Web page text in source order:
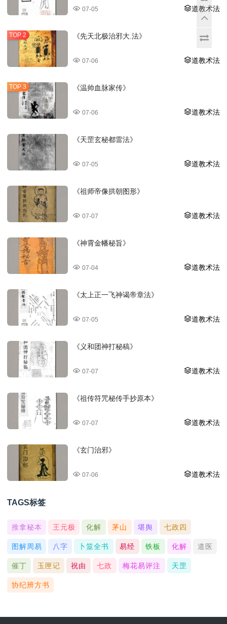
道教术法
07-05
《先天北极治邪大.法》
道教术法
07-06
《温帅血脉家传》
道教术法
07-06
《天罡玄秘都雷法》
道教术法
07-05
《祖师帝像拱朝图形》
道教术法
07-07
《神霄金幡秘旨》
道教术法
07-04
《太上正一飞神谒帝章法》
道教术法
07-05
《义和团神打秘稿》
道教术法
07-07
《祖传符咒秘传手抄原本》
道教术法
07-07
《玄门治邪》
道教术法
07-06
TAGS标签
推拿秘本 王元极 化解 茅山 堪舆 七政四
图解周易 八字 卜筮全书 易经 铁板 化解 道医
催丁 玉匣记 祝由 七政 梅花易评注 天罡
协纪辨方书